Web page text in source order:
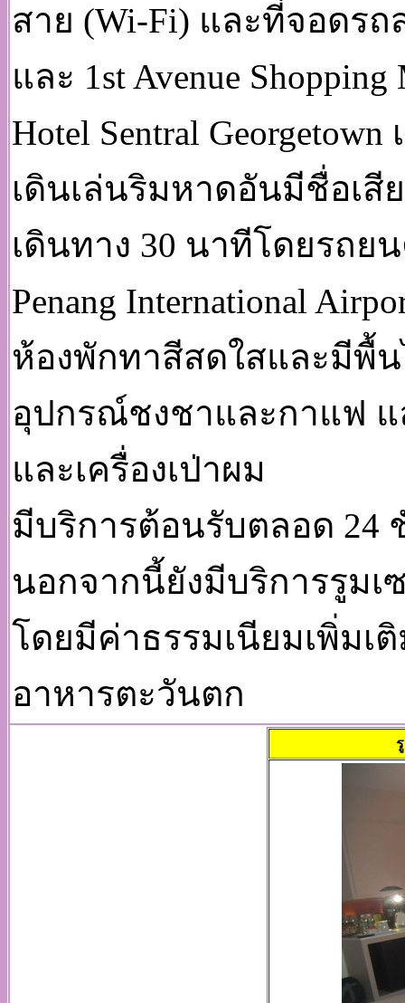
สาย (Wi-Fi) และที่จอดรถ
และ 1st Avenue Shopping
Hotel Sentral
เดินเล่นริมหาดอันมีชื่อเสี
เดินทาง 30 นาทีโดยรถยน
Penang International
ห้องพักทาสีสดใสและมีพื้
อุปกรณ์ชงชาและกาแฟ
และเครื่องเป่าผม
มีบริการต้อนรับตลอด 24
นอกจากนี้ยังมีบริการรูม
โดยมีค่าธรรมเนียมเพิ่มเ
อาหารตะวันตก